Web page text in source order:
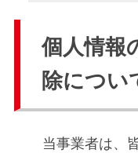
個人情報
除につい
当事業者は、